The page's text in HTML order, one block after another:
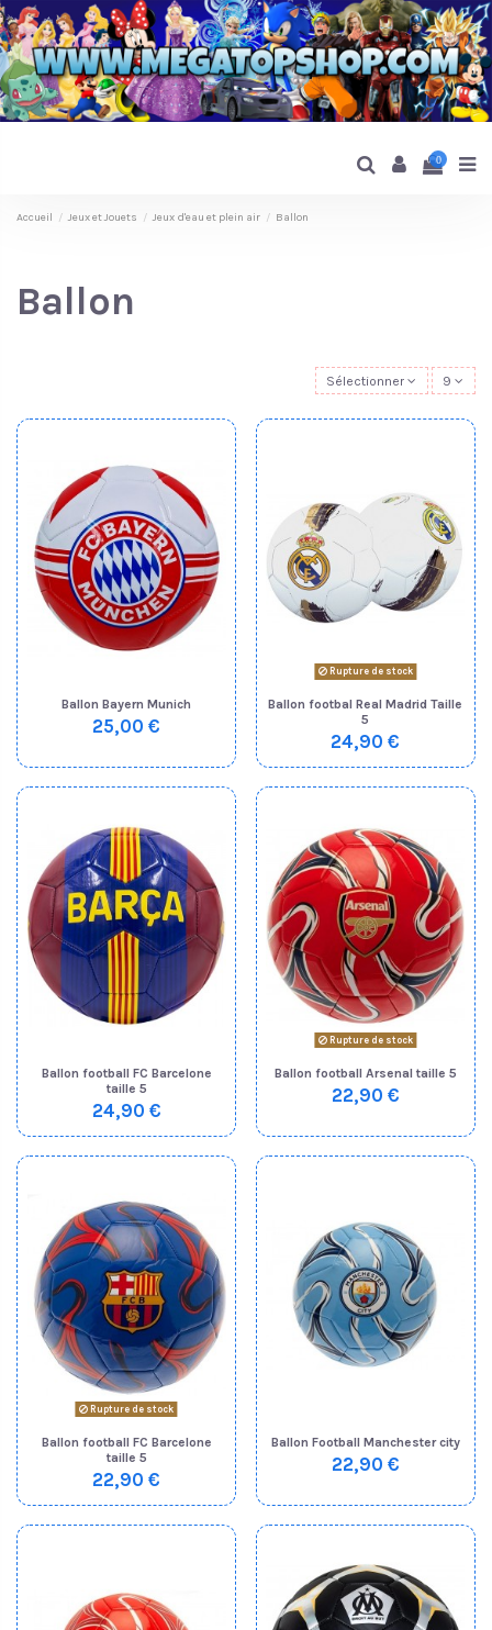
0
Accueil Jeux et Jouets Jeux d'eau et plein air Ballon
Ballon
Sélectionner 9
Ballon Bayern Munich
25,00 €
Rupture de stock
Ballon footbal Real Madrid Taille
5
24,90 €
Ballon football FC Barcelone
taille 5
24,90 €
Rupture de stock
Ballon football Arsenal taille 5
22,90 €
Rupture de stock
Ballon football FC Barcelone
taille 5
22,90 €
Ballon Football Manchester city
22,90 €